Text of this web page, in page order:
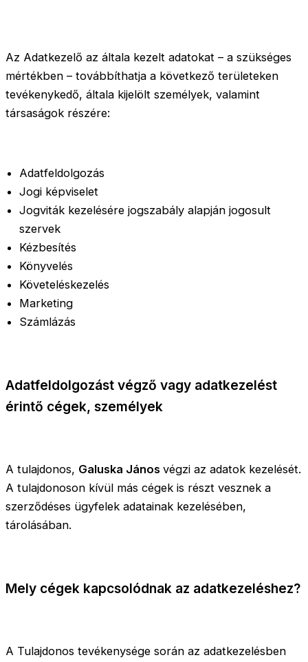
Az Adatkezelő az általa kezelt adatokat – a szükséges
mértékben – továbbíthatja a következő területeken
tevékenykedő, általa kijelölt személyek, valamint
társaságok részére:
Adatfeldolgozás
Jogi képviselet
Jogviták kezelésére jogszabály alapján jogosult
szervek
Kézbesítés
Könyvelés
Követeléskezelés
Marketing
Számlázás
Adatfeldolgozást végző vagy adatkezelést
érintő cégek, személyek
A tulajdonos, Galuska János végzi az adatok kezelését.
A tulajdonoson kívül más cégek is részt vesznek a
szerződéses ügyfelek adatainak kezelésében,
tárolásában.
Mely cégek kapcsolódnak az adatkezeléshez?
A Tulajdonos tevékenysége során az adatkezelésben